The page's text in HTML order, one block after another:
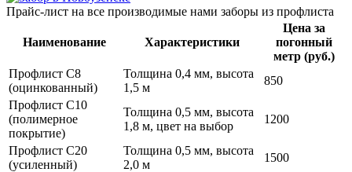
Прайс-лист на все производимые нами заборы из профлиста
Наименование Характеристики
Цена за
погонный
метр (руб.)
Профлист С8
(оцинкованный)
Толщина 0,4 мм, высота
1,5 м
850
Профлист С10
(полимерное
покрытие)
Толщина 0,5 мм, высота
1,8 м, цвет на выбор
1200
Профлист С20
(усиленный)
Толщина 0,5 мм, высота
2,0 м
1500